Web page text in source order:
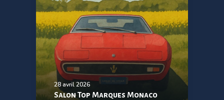
28 avril 2026
Salon Top Marques Monaco